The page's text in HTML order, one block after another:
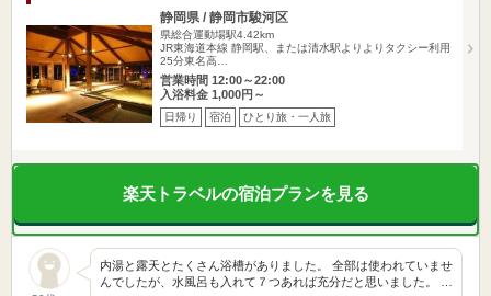
静岡県 / 静岡市駿河区
県総合運動場駅4.42km
JR東海道本線 静岡駅、または清水駅よりよりタクシー利用
25分東名高…
営業時間 12:00～22:00
入浴料金 1,000円～
日帰り 宿泊 ひとり旅・一人旅
楽天トラベルの宿泊プランを見る
内湯と露天とたくさん浴槽がありました。 全部は使われていませ
んでしたが、水風呂も入れて７つあれば充分だと思いました。 …